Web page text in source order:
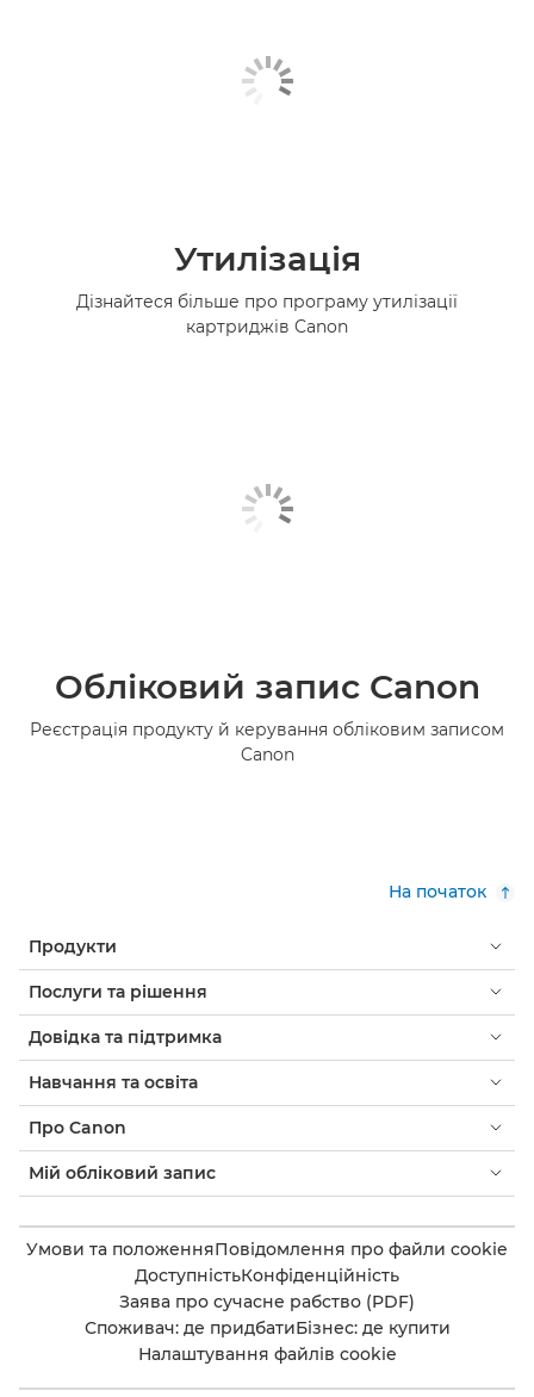
Утилізація
Дізнайтеся більше про програму утилізації
картриджів Canon
Обліковий запис Canon
Реєстрація продукту й керування обліковим записом
Canon
На початок
Продукти
Послуги та рішення
Довідка та підтримка
Навчання та освіта
Про Canon
Мій обліковий запис
Умови та положенняПовідомлення про файли cookie
ДоступністьКонфіденційність
Заява про сучасне рабство (PDF)
Споживач: де придбатиБізнес: де купити
Налаштування файлів cookie